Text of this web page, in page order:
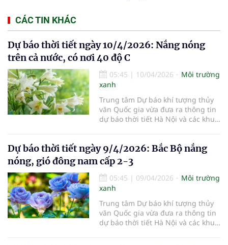
CÁC TIN KHÁC
Dự báo thời tiết ngày 10/4/2026: Nắng nóng
trên cả nước, có nơi 40 độ C
05:45 | 10/04/2026
Môi trường
xanh
Trung tâm Dự báo khí tượng thủy
văn Quốc gia vừa đưa ra thông tin
dự báo thời tiết Hà Nội và các khu
Dự báo thời tiết ngày 9/4/2026: Bắc Bộ nắng
nóng, gió đông nam cấp 2-3
05:45 | 09/04/2026
Môi trường
xanh
Trung tâm Dự báo khí tượng thủy
văn Quốc gia vừa đưa ra thông tin
dự báo thời tiết Hà Nội và các khu